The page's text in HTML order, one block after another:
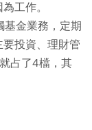
工作。
基金業務，定期
投資、理財管
占了4檔，其